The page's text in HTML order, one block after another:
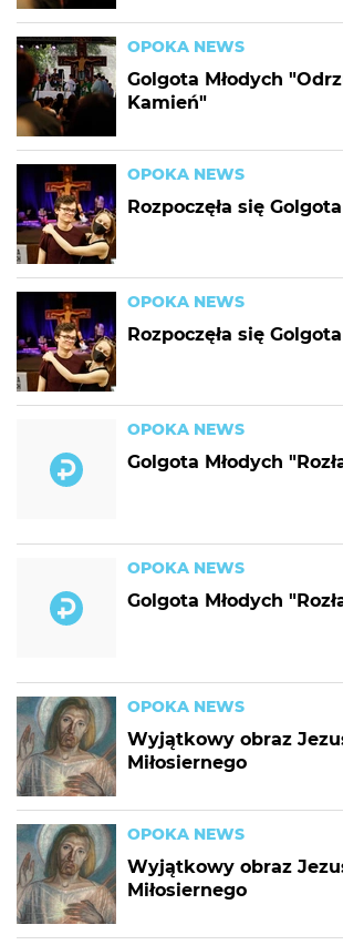
OPOKA NEWS
Golgota Młodych
Kamień"
OPOKA NEWS
Rozpoczęła się
OPOKA NEWS
Rozpoczęła się
OPOKA NEWS
Golgota Młodych
OPOKA NEWS
Golgota Młodych
OPOKA NEWS
Wyjątkowy obraz
Miłosiernego
OPOKA NEWS
Wyjątkowy obraz
Miłosiernego